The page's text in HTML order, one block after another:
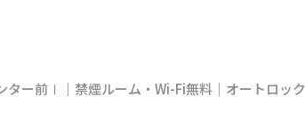
ター前Ⅰ｜禁煙ルーム・Wi-Fi無料｜オートロッ